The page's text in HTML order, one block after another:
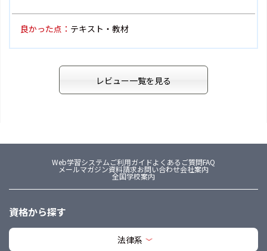
良かった点： テキスト・教材
レビュー一覧を見る
Web学習システムご利用ガイドよくあるご質問FAQ
メールマガジン資料請求お問い合わせ会社案内
全国学校案内
資格から探す
法律系